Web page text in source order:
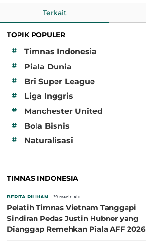
Terkait
TOPIK POPULER
#
Timnas Indonesia
# Piala Dunia
# Bri Super League
# Liga Inggris
# Manchester United
# Bola Bisnis
# Naturalisasi
TIMNAS INDONESIA
BERITA PILIHAN 39 menit lalu
Pelatih Timnas Vietnam Tanggapi
Sindiran Pedas Justin Hubner yang
Dianggap Remehkan Piala AFF 2026